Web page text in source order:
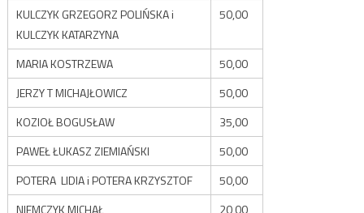
KULCZYK GRZEGORZ POLIŃSKA i
KULCZYK KATARZYNA
50,00
MARIA KOSTRZEWA
50,00
JERZY T MICHAJŁOWICZ
50,00
KOZIOŁ BOGUSŁAW
35,00
PAWEŁ ŁUKASZ ZIEMIAŃSKI
50,00
POTERA LIDIA i POTERA KRZYSZTOF
50,00
NIEMCZYK MICHAŁ
20,00